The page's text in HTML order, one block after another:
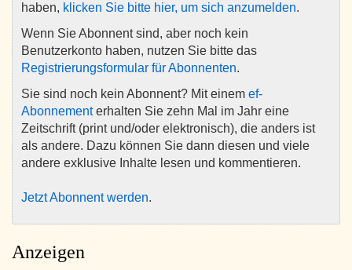
haben, klicken Sie bitte hier, um sich anzumelden.
Wenn Sie Abonnent sind, aber noch kein
Benutzerkonto haben, nutzen Sie bitte das
Registrierungsformular für Abonnenten.
Sie sind noch kein Abonnent? Mit einem ef-
Abonnementerhalten Sie zehn Mal im Jahr eine
Zeitschrift (print und/oder elektronisch), die anders ist
als andere. Dazu können Sie dann diesen und viele
andere exklusive Inhalte lesen und kommentieren.
Jetzt Abonnent werden.
Anzeigen